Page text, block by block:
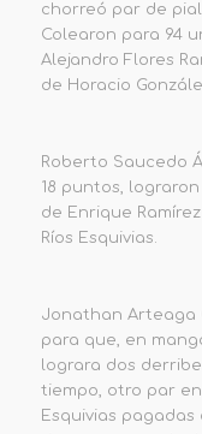
chorreó par de
Colearon para 94
Alejandro Flores
de Horacio
Roberto Saucedo
18 puntos,
de Enrique
Ríos Esquivias.
Jonathan Arteaga
para que, en
lograra dos
tiempo, otro par
Esquivias